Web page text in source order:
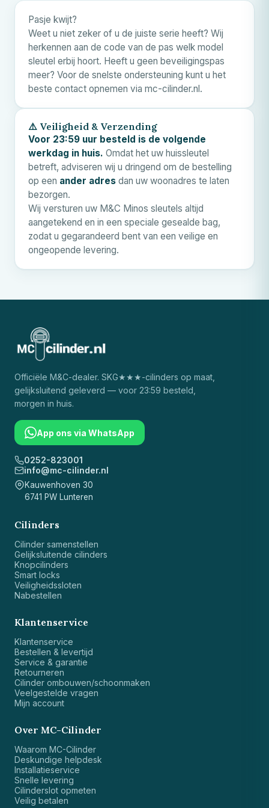
Pasje kwijt?
Weet u niet zeker of u de juiste serie heeft? Wij
herkennen aan de code van de pas welk model
sleutel erbij hoort. Heeft u geen beveiligingspas
meer? Voor de snelste ondersteuning kunt u het
beste contact opnemen via mc-cilinder.nl.
⚠️ Veiligheid & Verzending
Voor 23:59 uur besteld is de volgende
werkdag in huis. Omdat het uw huissleutel
betreft, adviseren wij u dringend om de bestelling
op een ander adres dan uw woonadres te laten
bezorgen.
Wij versturen uw M&C Minos sleutels altijd
aangetekend en in een speciale gesealde bag,
zodat u gegarandeerd bent van een veilige en
ongeopende levering.
Officiële M&C-dealer. SKG★★★-cilinders op maat,
gelijksluitend geleverd — voor 23:59 besteld,
morgen in huis.
App ons via WhatsApp
0252-823001
info@mc-cilinder.nl
Kauwenhoven 30
6741 PW Lunteren
Cilinders
Cilinder samenstellen
Gelijksluitende cilinders
Knopcilinders
Smart locks
Veiligheidssloten
Nabestellen
Klantenservice
Klantenservice
Bestellen & levertijd
Service & garantie
Retourneren
Cilinder ombouwen/schoonmaken
Veelgestelde vragen
Mijn account
Over MC-Cilinder
Waarom MC-Cilinder
Deskundige helpdesk
Installatieservice
Snelle levering
Cilinderslot opmeten
Veilig betalen